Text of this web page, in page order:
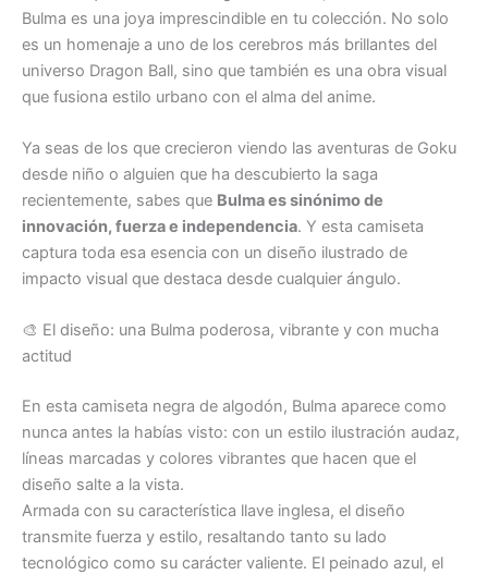
Bulma es una joya imprescindible en tu colección. No solo
es un homenaje a uno de los cerebros más brillantes del
universo Dragon Ball, sino que también es una obra visual
que fusiona estilo urbano con el alma del anime.
Ya seas de los que crecieron viendo las aventuras de Goku
desde niño o alguien que ha descubierto la saga
recientemente, sabes que Bulma es sinónimo de
innovación, fuerza e independencia. Y esta camiseta
captura toda esa esencia con un diseño ilustrado de
impacto visual que destaca desde cualquier ángulo.
🎨 El diseño: una Bulma poderosa, vibrante y con mucha
actitud
En esta camiseta negra de algodón, Bulma aparece como
nunca antes la habías visto: con un estilo ilustración audaz,
líneas marcadas y colores vibrantes que hacen que el
diseño salte a la vista.
Armada con su característica llave inglesa, el diseño
transmite fuerza y estilo, resaltando tanto su lado
tecnológico como su carácter valiente. El peinado azul, el